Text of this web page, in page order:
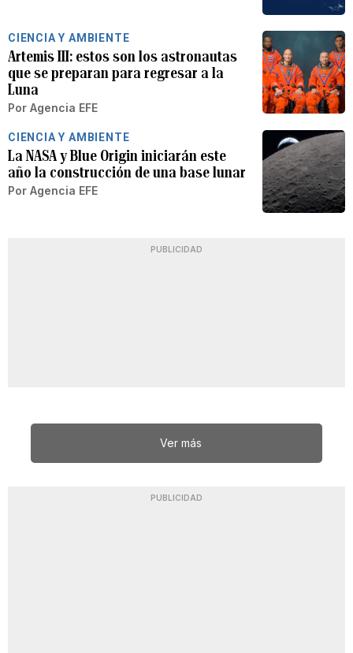
CIENCIA Y AMBIENTE
Artemis III: estos son los astronautas
que se preparan para regresar a la
Luna
Por Agencia EFE
CIENCIA Y AMBIENTE
La NASA y Blue Origin iniciarán este
año la construcción de una base lunar
Por Agencia EFE
PUBLICIDAD
Ver más
PUBLICIDAD